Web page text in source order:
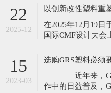
作为国内PCR塑料
业”）携旗下核心
料、OBP趋海塑料
22
2025-12
在2025年12月19日
国际CMF设计大会
绕“为全球领先品牌
题，集中展示了其
OBP趋海塑料和
15
2023-03
选购GRS塑料必须
近年来，GRS
作中的日益普及，